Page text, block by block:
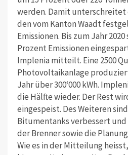
werden. Damit
den vom Kanton Waadt
Emissionen. Bis zum Jahr
Prozent Emissionen
Implenia mitteilt. Eine 2500
Photovoltaikanlage
Jahr über 300‘000 kWh.
die Hälfte wieder. Der Rest
eingespeist. Des Weiteren
Bitumentanks verbessert
der Brenner sowie die
Wie es in der Mitteilung